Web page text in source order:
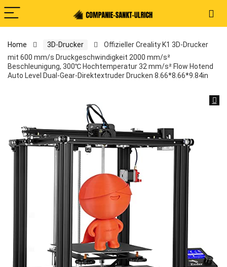
Home 3D-Drucker
Offizieller Creality K1 3D-Drucker
mit 600 mm/s Druckgeschwindigkeit 2000 mm/s²
Beschleunigung, 300℃ Hochtemperatur 32 mm/s² Flow Hotend
Auto Level Dual-Gear-Direktextruder Drucken 8.66*8.66*9.84in